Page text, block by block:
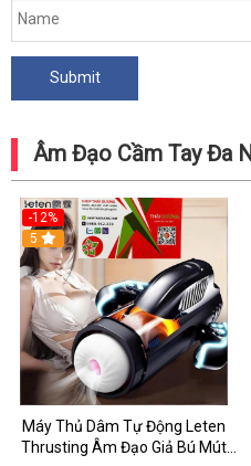
Âm Đạo Cầm Tay Đa
-12%
5
Máy Thủ Dâm Tự Động Leten
Thrusting Âm Đạo Giả Bú Mút